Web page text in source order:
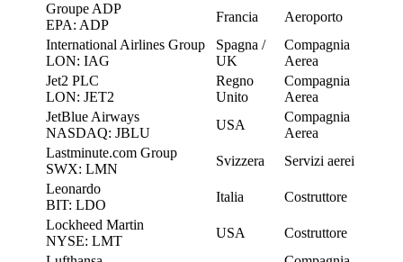
Groupe ADP
EPA: ADP
Francia
Aeroporto
International Airlines Group
LON: IAG
Spagna /
UK
Compagnia
Aerea
Jet2 PLC
LON: JET2
Regno
Unito
Compagnia
Aerea
JetBlue Airways
NASDAQ: JBLU
USA
Compagnia
Aerea
Lastminute.com Group
SWX: LMN
Svizzera
Servizi aerei
Leonardo
BIT: LDO
Italia
Costruttore
Lockheed Martin
NYSE: LMT
USA
Costruttore